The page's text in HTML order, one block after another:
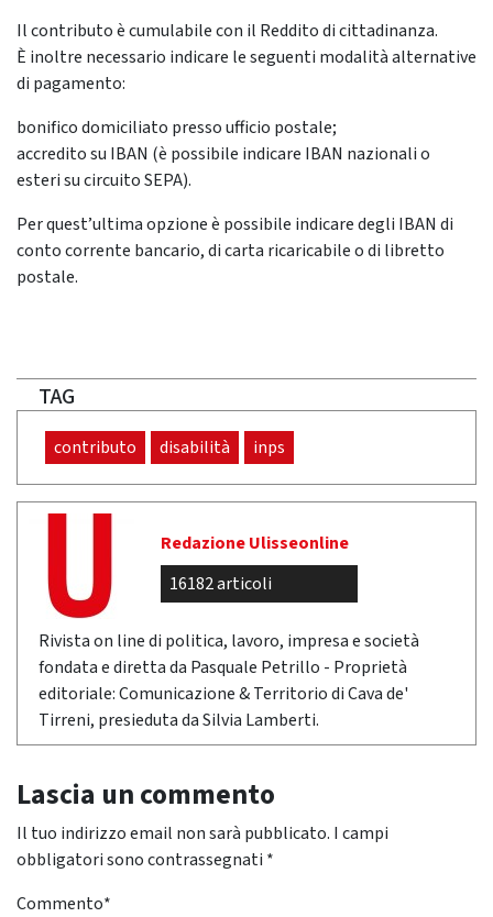
Il contributo è cumulabile con il Reddito di cittadinanza.
È inoltre necessario indicare le seguenti modalità alternative
di pagamento:
bonifico domiciliato presso ufficio postale;
accredito su IBAN (è possibile indicare IBAN nazionali o
esteri su circuito SEPA).
Per quest’ultima opzione è possibile indicare degli IBAN di
conto corrente bancario, di carta ricaricabile o di libretto
postale.
TAG
contributo disabilità inps
Redazione Ulisseonline
16182 articoli
Rivista on line di politica, lavoro, impresa e società
fondata e diretta da Pasquale Petrillo - Proprietà
editoriale: Comunicazione & Territorio di Cava de'
Tirreni, presieduta da Silvia Lamberti.
Lascia un commento
Il tuo indirizzo email non sarà pubblicato. I campi
obbligatori sono contrassegnati *
Commento*